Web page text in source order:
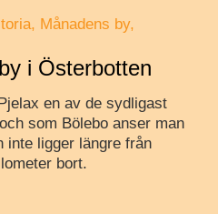
Månadens by
i Österbotten
en av de sydligast
som Bölebo anser man
inte ligger längre från
bort.